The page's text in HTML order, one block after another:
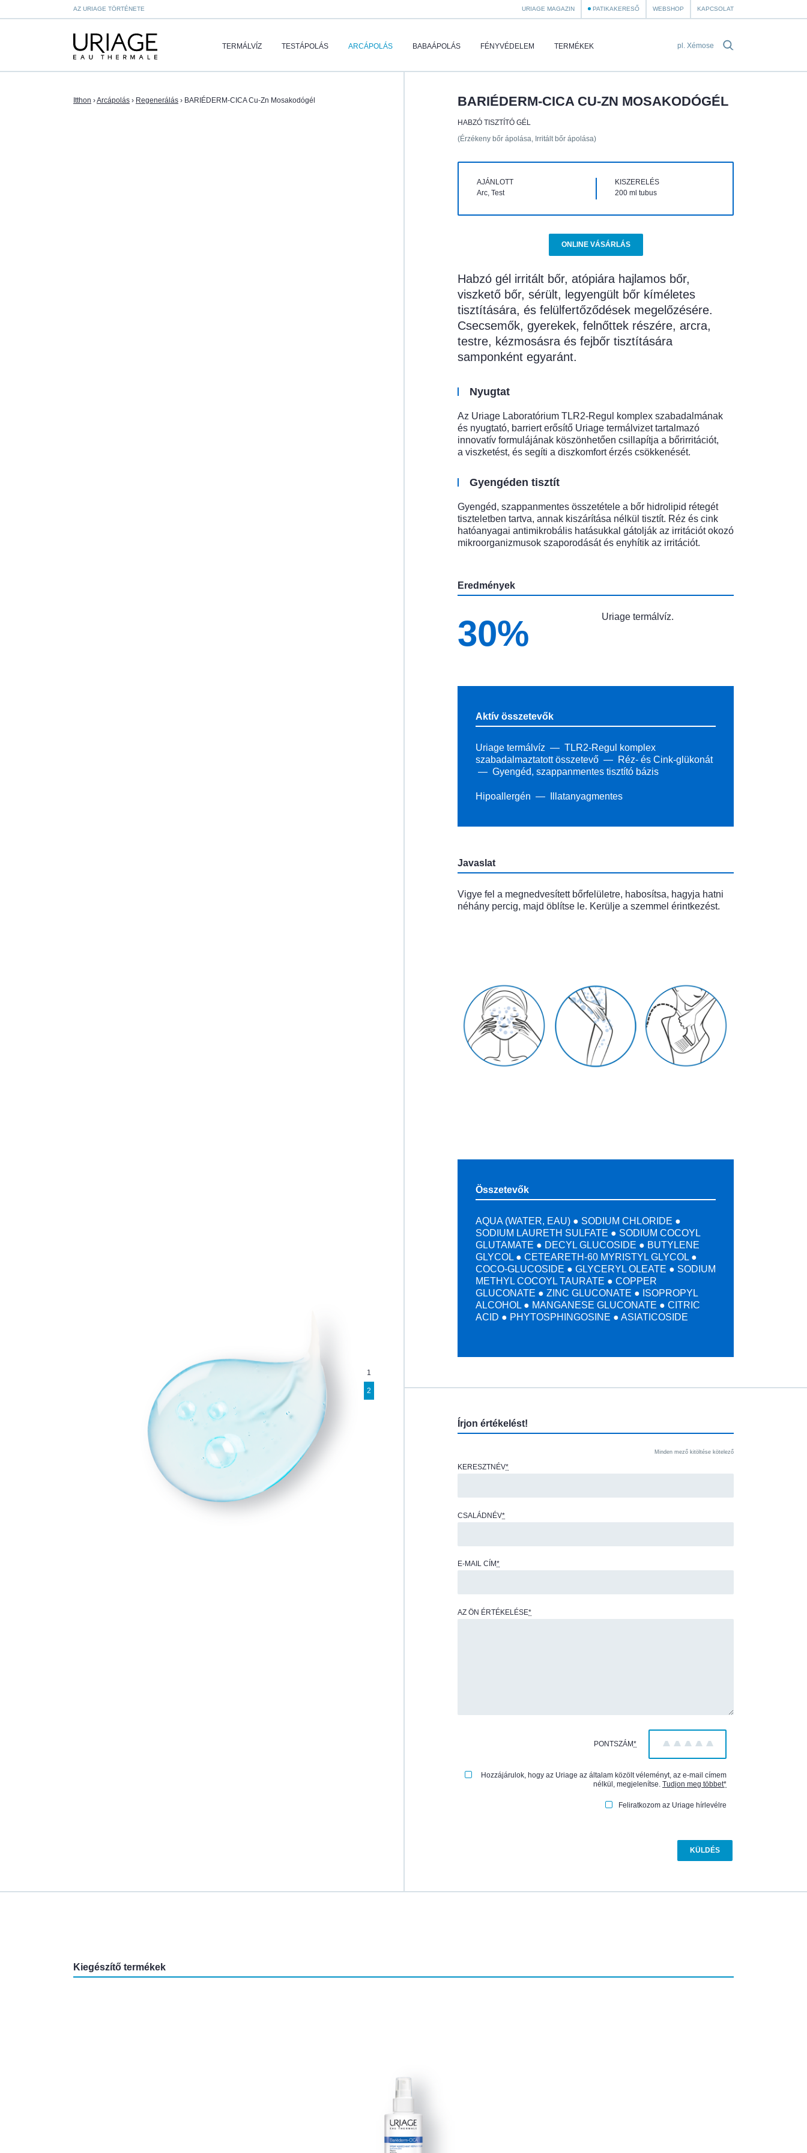
AZ URIAGE TÖRTÉNETE URIAGE MAGAZIN PATIKAKERESŐ WEBSHOP KAPCSOLAT
TERMÁLVÍZ TESTÁPOLÁS ARCÁPOLÁS BABAÁPOLÁS FÉNYVÉDELEM TERMÉKEK
Itthon ›Arcápolás › Regenerálás › BARIÉDERM-CICA Cu-Zn Mosakodógél BARIÉDERM-CICA CU-ZN MOSAKODÓGÉL
HABZÓ TISZTÍTÓ GÉL
(Érzékeny bőr ápolása, Irritált bőr ápolása)
1
2
AJÁNLOTT
Arc, Test
KISZERELÉS
200 ml tubus
ONLINE VÁSÁRLÁS
Habzó gél irritált bőr, atópiára hajlamos bőr,
viszkető bőr, sérült, legyengült bőr kíméletes
tisztítására, és felülfertőződések megelőzésére.
Csecsemők, gyerekek, felnőttek részére, arcra,
testre, kézmosásra és fejbőr tisztítására
samponként egyaránt.
Nyugtat
Az Uriage Laboratórium TLR2-Regul komplex szabadalmának
és nyugtató, barriert erősítő Uriage termálvizet tartalmazó
innovatív formulájának köszönhetően csillapítja a bőrirritációt,
a viszketést, és segíti a diszkomfort érzés csökkenését.
Gyengéden tisztít
Gyengéd, szappanmentes összetétele a bőr hidrolipid rétegét
tiszteletben tartva, annak kiszárítása nélkül tisztít. Réz és cink
hatóanyagai antimikrobális hatásukkal gátolják az irritációt okozó
mikroorganizmusok szaporodását és enyhítik az irritációt.
Eredmények
30% Uriage termálvíz.
Aktív összetevők
Uriage termálvíz
TLR2-Regul komplex
szabadalmaztatott összetevő
Réz- és Cink-glükonát
Gyengéd, szappanmentes tisztító bázis
Hipoallergén Illatanyagmentes
Javaslat
Vigye fel a megnedvesített bőrfelületre, habosítsa, hagyja hatni
néhány percig, majd öblítse le. Kerülje a szemmel érintkezést.
Összetevők
AQUA (WATER, EAU) ● SODIUM CHLORIDE ●
SODIUM LAURETH SULFATE ● SODIUM COCOYL
GLUTAMATE ● DECYL GLUCOSIDE ● BUTYLENE
GLYCOL ● CETEARETH-60 MYRISTYL GLYCOL ●
COCO-GLUCOSIDE ● GLYCERYL OLEATE ● SODIUM
METHYL COCOYL TAURATE ● COPPER
GLUCONATE ● ZINC GLUCONATE ● ISOPROPYL
ALCOHOL ● MANGANESE GLUCONATE ● CITRIC
ACID ● PHYTOSPHINGOSINE ● ASIATICOSIDE
Írjon értékelést!
Minden mező kitöltése kötelező
KERESZTNÉV*
CSALÁDNÉV*
E-MAIL CÍM*
AZ ÖN ÉRTÉKELÉSE*
PONTSZÁM* 5
4
3
2
1
Hozzájárulok, hogy az Uriage az általam közölt véleményt, az e-mail címem
nélkül, megjelenítse.Tudjon meg többet*
Feliratkozom az Uriage hírlevélre
Kiegészítő termékek